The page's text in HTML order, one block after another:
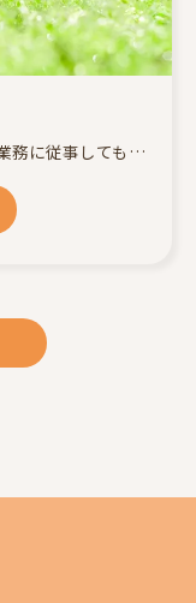
○放課後等ディひまわり学習館で下記の業務に従事してもらいます。 ・施設施設利用者の個別支援計画とプロセス管理 ・学校・医療機関や行政など関係機関との連携 ・送迎業務 ・その他、施設内での必要な業務 ※業務の変更範囲:なし